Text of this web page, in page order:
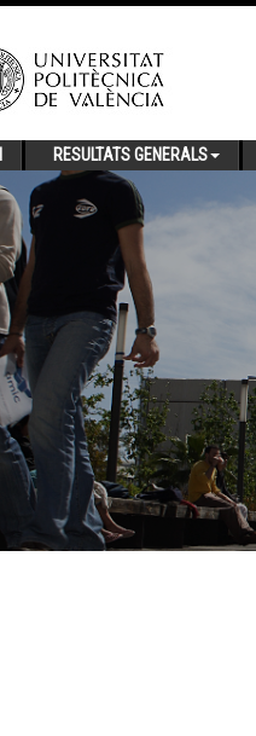
RESULTATS GENERALS